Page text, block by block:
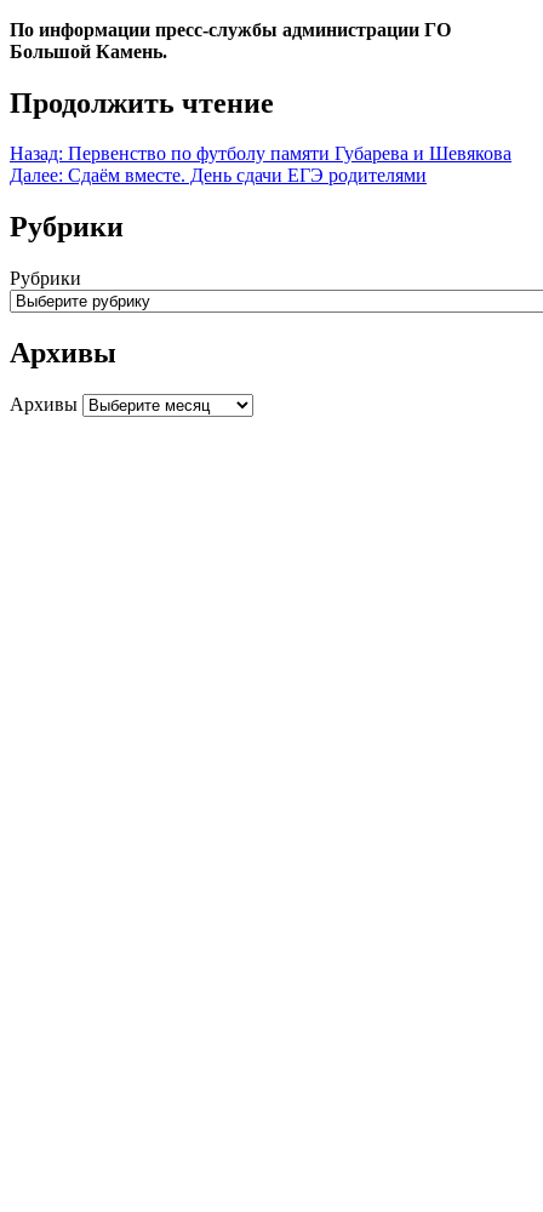
По информации пресс-службы администрации ГО
Большой Камень.
Продолжить чтение
Назад: Первенство по футболу памяти Губарева и Шевякова
Далее: Сдаём вместе. День сдачи ЕГЭ родителями
Рубрики
Рубрики
Архивы
Архивы